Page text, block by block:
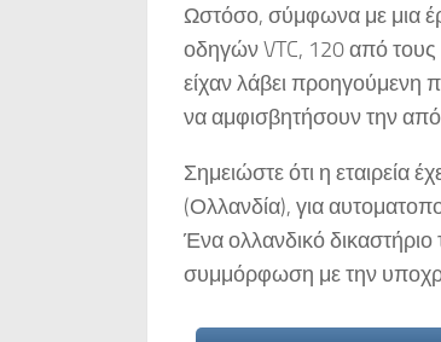
Ωστόσο, σύμφωνα με μια
οδηγών VTC, 120 από
είχαν λάβει προηγούμενη
να αμφισβητήσουν την
Σημειώστε ότι η εταιρεία
(Ολλανδία), για
Ένα ολλανδικό
συμμόρφωση με την